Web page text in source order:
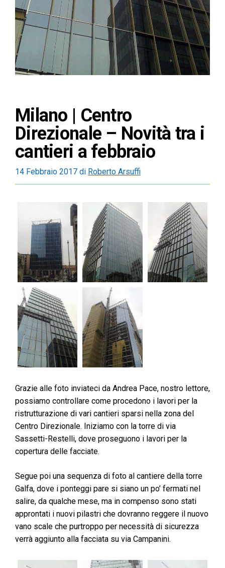
Milano | Centro
Direzionale – Novità tra i
cantieri a febbraio
14 Febbraio 2017 di Roberto Arsuffi
Grazie alle foto inviateci da Andrea Pace, nostro lettore,
possiamo controllare come procedono i lavori per la
ristrutturazione di vari cantieri sparsi nella zona del
Centro Direzionale. Iniziamo con la torre di via
Sassetti-Restelli, dove proseguono i lavori per la
copertura delle facciate.
Segue poi una sequenza di foto al cantiere della torre
Galfa, dove i ponteggi pare si siano un po’ fermati nel
salire, da qualche mese, ma in compenso sono stati
approntati i nuovi pilastri che dovranno reggere il nuovo
vano scale che purtroppo per necessità di sicurezza
verrà aggiunto alla facciata su via Campanini.